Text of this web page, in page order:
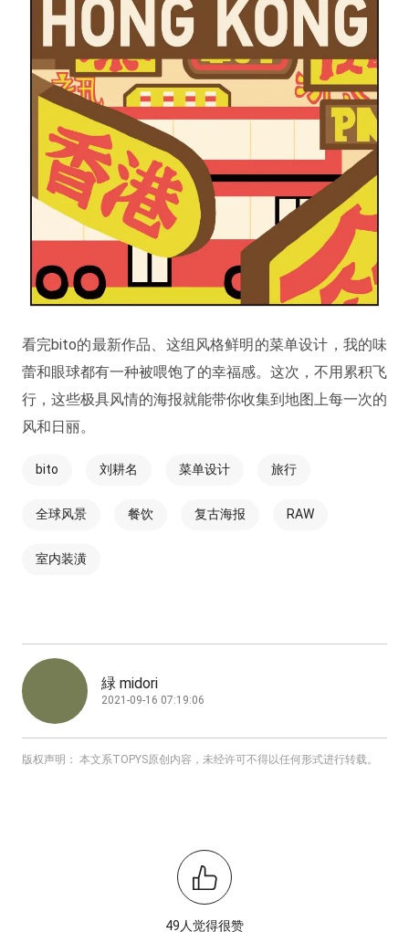
看完bito的最新作品、这组风格鲜明的菜单设计，我的味
蕾和眼球都有一种被喂饱了的幸福感。这次，不用累积飞
行，这些极具风情的海报就能带你收集到地图上每一次的
风和日丽。
bito 刘耕名 菜单设计 旅行
全球风景 餐饮 复古海报 RAW
室内装潢
緑 midori
2021-09-16 07:19:06
版权声明： 本文系TOPYS原创内容，未经许可不得以任何形式进行转载。
49人觉得很赞